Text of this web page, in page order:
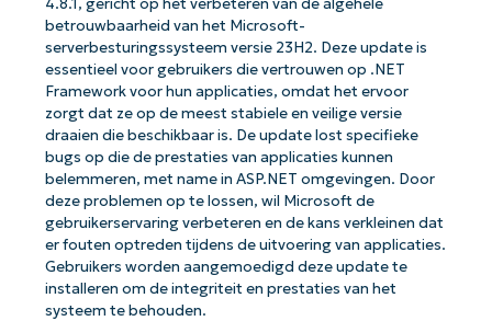
betrouwbaarheid van het Microsoft-
serverbesturingssysteem versie 23H2. Deze update is
essentieel voor gebruikers die vertrouwen op .NET
Framework voor hun applicaties, omdat het ervoor
zorgt dat ze op de meest stabiele en veilige versie
draaien die beschikbaar is. De update lost specifieke
bugs op die de prestaties van applicaties kunnen
belemmeren, met name in ASP.NET omgevingen. Door
deze problemen op te lossen, wil Microsoft de
gebruikerservaring verbeteren en de kans verkleinen dat
er fouten optreden tijdens de uitvoering van applicaties.
Gebruikers worden aangemoedigd deze update te
installeren om de integriteit en prestaties van het
systeem te behouden.